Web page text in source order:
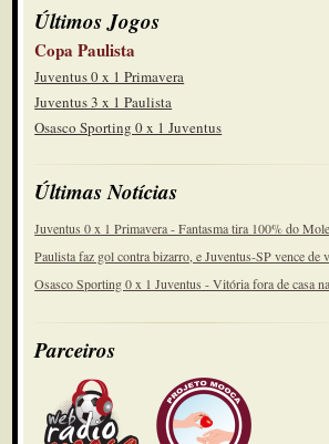
Últimos Jogos
Copa Paulista
Juventus 0 x 1 Primavera
Juventus 3 x 1 Paulista
Osasco Sporting 0 x 1 Juventus
Últimas Notícias
Juventus 0 x 1 Primavera - Fantasma tira 100% do
Paulista faz gol contra bizarro, e Juventus-SP vence de
Osasco Sporting 0 x 1 Juventus - Vitória fora de casa
Parceiros